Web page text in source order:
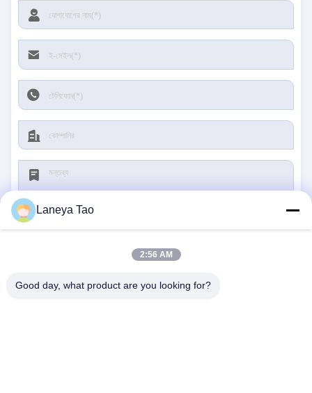
জমা দিন
Laneya Tao
2:56 AM
Good day, what product are you looking for?